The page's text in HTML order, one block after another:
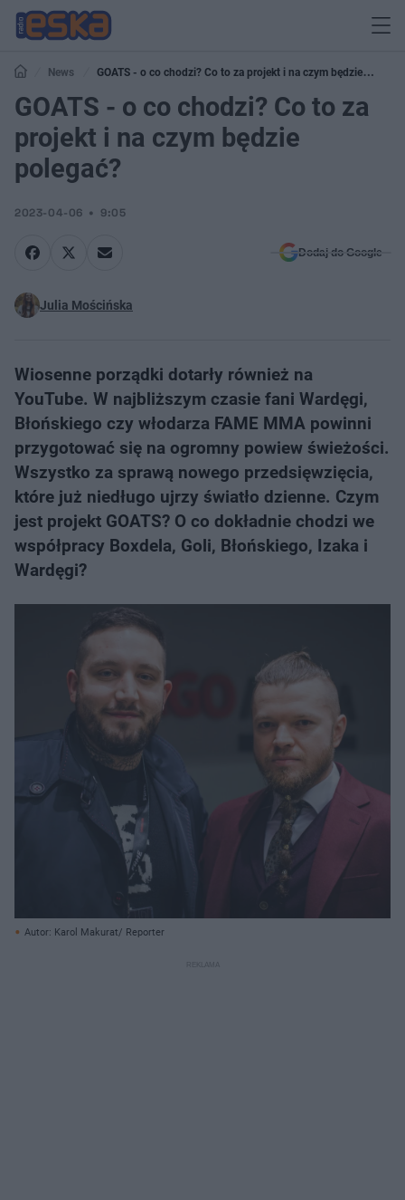
News
GOATS - o co chodzi? Co to za projekt i na czym będzie
polegać?
GOATS - o co chodzi? Co to za
projekt i na czym będzie
polegać?
2023-04-06 9:05
Dodaj do Google
Julia Mościńska
Wiosenne porządki dotarły również na
YouTube. W najbliższym czasie fani Wardęgi,
Błońskiego czy włodarza FAME MMA powinni
przygotować się na ogromny powiew świeżości.
Wszystko za sprawą nowego przedsięwzięcia,
które już niedługo ujrzy światło dzienne. Czym
jest projekt GOATS? O co dokładnie chodzi we
współpracy Boxdela, Goli, Błońskiego, Izaka i
Wardęgi?
Autor: Karol Makurat/ Reporter